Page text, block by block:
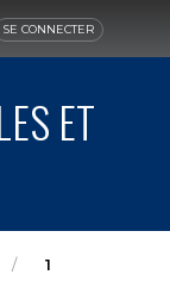
SE CONNECTER
ET
1